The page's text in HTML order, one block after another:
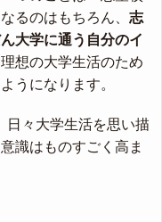
るのはもちろん、 志
大学に通う自分のイ
想の大学生活のため
うになります。
日々大学生活を思い描
識はものすごく高ま